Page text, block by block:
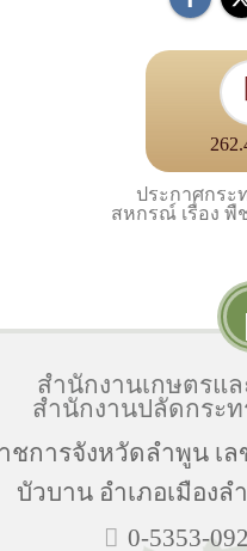
ประกาศกระ
สหกรณ์ เรื่อง พื
สำนักงานเกษตรแ
สำนักงานปลัดกระ
การจังหวัดลำพูน เล
บัวบาน อำเภอเมือง
0-5353-